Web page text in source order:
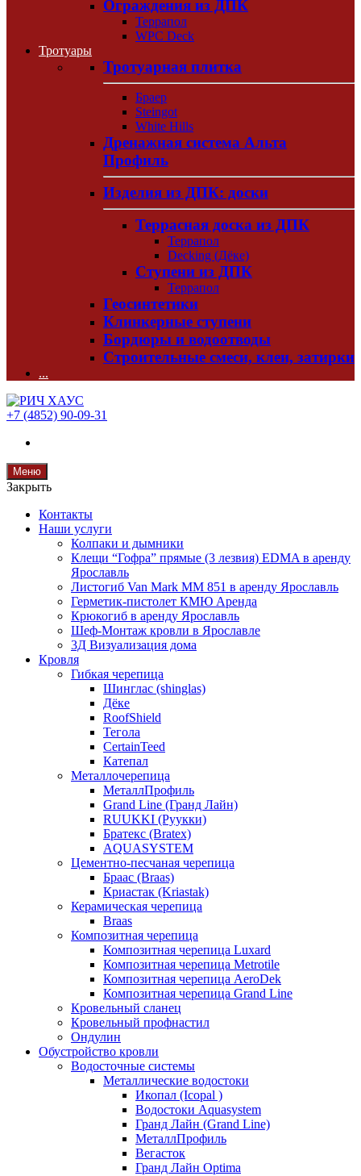
Ограждения из ДПК
Террапол
WPC Deck
Тротуары
Тротуарная плитка
Браер
Steingot
White Hills
Дренажная система Альта
Профиль
Изделия из ДПК: доски
Террасная доска из ДПК
Террапол
Decking (Дёке)
Ступени из ДПК
Террапол
Геосинтетики
Клинкерные ступени
Бордюры и водоотводы
Строительные смеси, клеи, затирки
...
+7 (4852) 90-09-31
Меню
Закрыть
Контакты
Наши услуги
Колпаки и дымники
Клещи “Гофра” прямые (3 лезвия) EDMA в аренду
Ярославль
Листогиб Van Mark MM 851 в аренду Ярославль
Герметик-пистолет КМЮ Аренда
Крюкогиб в аренду Ярославль
Шеф-Монтаж кровли в Ярославле
3Д Визуализация дома
Кровля
Гибкая черепица
Шинглас (shinglas)
Дёке
RoofShield
Тегола
CertainTeed
Катепал
Металлочерепица
МеталлПрофиль
Grand Line (Гранд Лайн)
RUUKKI (Руукки)
Братекс (Bratex)
AQUASYSTEM
Цементно-песчаная черепица
Браас (Braas)
Криастак (Kriastak)
Керамическая черепица
Braas
Композитная черепица
Композитная черепица Luxard
Композитная черепица Metrotile
Композитная черепица AeroDek
Композитная черепица Grand Line
Кровельный сланец
Кровельный профнастил
Ондулин
Обустройство кровли
Водосточные системы
Металлические водостоки
Икопал (Icopal )
Водостоки Aquasystem
Гранд Лайн (Grand Line)
МеталлПрофиль
Вегасток
Гранд Лайн Optima